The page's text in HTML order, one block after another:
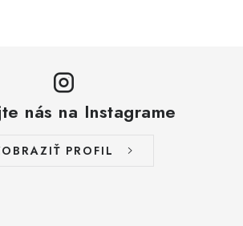
nás na Instagrame
PROFIL